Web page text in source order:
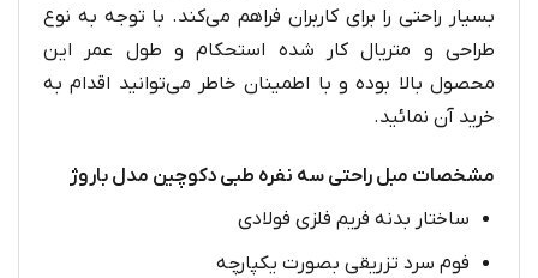
بسیار راحتی را برای کاربران فراهم می‌کند. با توجه به نوع
طراحی و متریال کار شده استحکام و طول عمر این
محصول بالا بوده و با اطمینان خاطر می‌توانید اقدام به
خرید آن نمائید.
مشخصات مبل راحتی سه نفره طبی دکوچین مدل باروژ
ساختار بدنه فریم فلزی فولادی
فوم سرد تزریقی بصورت یکپارچه